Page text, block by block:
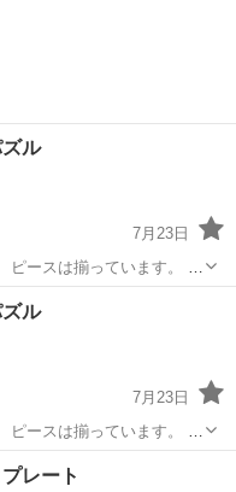
ル
7月23日
ースは揃っています。 息
た。 割れや目立つ汚れは
ゃ
ル
7月23日
ースは揃っています。 息
た。 割れや目立つ汚れは
ゃ ピース
レート